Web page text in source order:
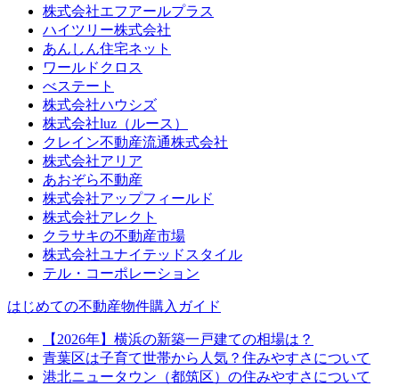
株式会社エフアールプラス
ハイツリー株式会社
あんしん住宅ネット
ワールドクロス
べステート
株式会社ハウシズ
株式会社luz（ルース）
クレイン不動産流通株式会社
株式会社アリア
あおぞら不動産
株式会社アップフィールド
株式会社アレクト
クラサキの不動産市場
株式会社ユナイテッドスタイル
テル・コーポレーション
はじめての不動産物件購入ガイド
【2026年】横浜の新築一戸建ての相場は？
青葉区は子育て世帯から人気？住みやすさについて
港北ニュータウン（都筑区）の住みやすさについて